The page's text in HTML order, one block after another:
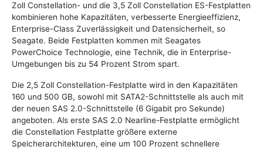
Zoll Constellation- und die 3,5 Zoll Constellation ES-Festplatten
kombinieren hohe Kapazitäten, verbesserte Energieeffizienz,
Enterprise-Class Zuverlässigkeit und Datensicherheit, so
Seagate. Beide Festplatten kommen mit Seagates
PowerChoice Technologie, eine Technik, die in Enterprise-
Umgebungen bis zu 54 Prozent Strom spart.
Die 2,5 Zoll Constellation-Festplatte wird in den Kapazitäten
160 und 500 GB, sowohl mit SATA2-Schnittstelle als auch mit
der neuen SAS 2.0-Schnittstelle (6 Gigabit pro Sekunde)
angeboten. Als erste SAS 2.0 Nearline-Festplatte ermöglicht
die Constellation Festplatte größere externe
Speicherarchitekturen, eine um 100 Prozent schnellere